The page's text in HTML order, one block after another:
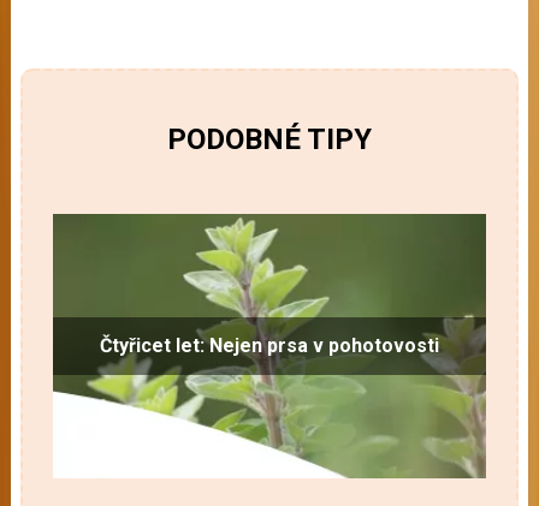
PODOBNÉ TIPY
Čtyřicet let: Nejen prsa v pohotovosti